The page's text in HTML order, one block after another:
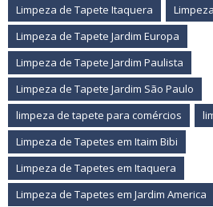
Limpeza de Tapete Itaquera
Limpeza de Tapete Jardim Europa
Limpeza de Tapete Jardim Paulista
Limpeza de Tapete Jardim São Paulo
limpeza de tapete para comércios
Limpeza de Tapetes em Itaim Bibi
Limpeza de Tapetes em Itaquera
Limpeza de Tapetes em Jardim America